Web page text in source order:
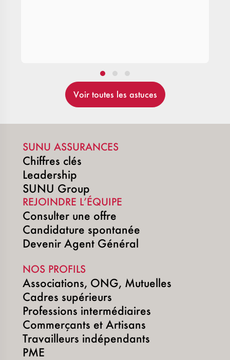
Voir toutes les astuces
SUNU ASSURANCES
Chiffres clés
Leadership
SUNU Group
REJOINDRE L’ÉQUIPE
Consulter une offre
Candidature spontanée
Devenir Agent Général
NOS PROFILS
Associations, ONG, Mutuelles
Cadres supérieurs
Professions intermédiaires
Commerçants et Artisans
Travailleurs indépendants
PME